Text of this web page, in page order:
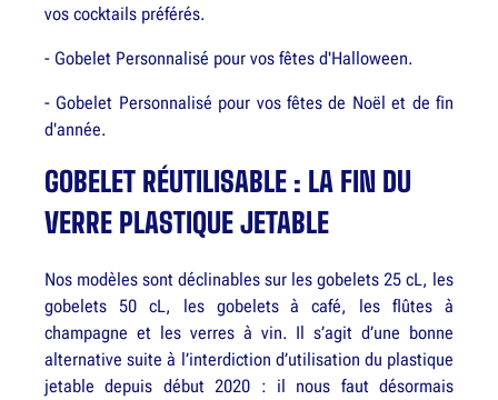
vos cocktails préférés.
- Gobelet Personnalisé pour vos fêtes d'Halloween.
- Gobelet Personnalisé pour vos fêtes de Noël et de fin
d'année.
GOBELET RÉUTILISABLE : LA FIN DU
VERRE PLASTIQUE JETABLE
Nos modèles sont déclinables sur les gobelets 25 cL, les
gobelets 50 cL, les gobelets à café, les flûtes à
champagne et les verres à vin. Il s’agit d’une bonne
alternative suite à l’interdiction d’utilisation du plastique
jetable depuis début 2020 : il nous faut désormais